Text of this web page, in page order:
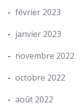
février 2023
janvier 2023
novembre 2022
octobre 2022
août 2022